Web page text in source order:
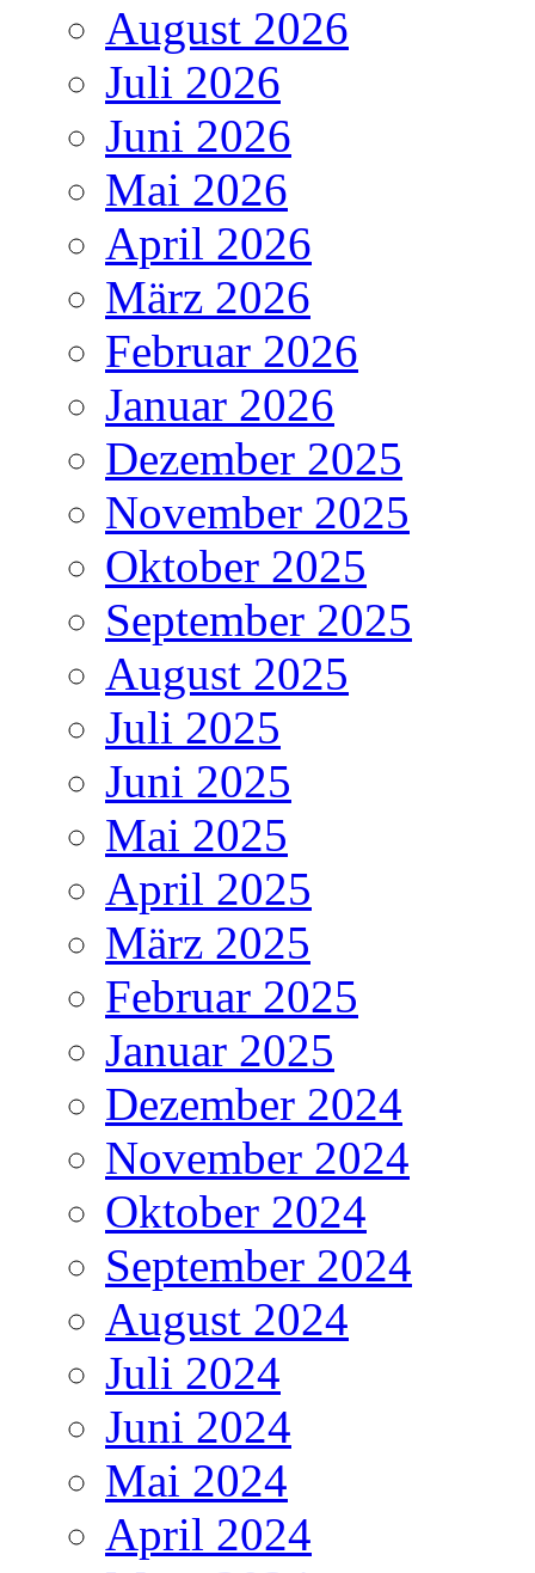
August 2026
Juli 2026
Juni 2026
Mai 2026
April 2026
März 2026
Februar 2026
Januar 2026
Dezember 2025
November 2025
Oktober 2025
September 2025
August 2025
Juli 2025
Juni 2025
Mai 2025
April 2025
März 2025
Februar 2025
Januar 2025
Dezember 2024
November 2024
Oktober 2024
September 2024
August 2024
Juli 2024
Juni 2024
Mai 2024
April 2024